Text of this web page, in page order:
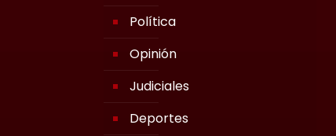
Política
Opinión
Judiciales
Deportes